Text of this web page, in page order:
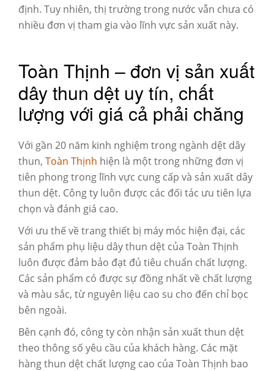
định. Tuy nhiên, thị trường trong nước vẫn chưa có
nhiều đơn vị tham gia vào lĩnh vực sản xuất này.
Toàn Thịnh – đơn vị sản xuất
dây thun dệt uy tín, chất
lượng với giá cả phải chăng
Với gần 20 năm kinh nghiệm trong ngành dệt dây
thun, Toàn Thịnh hiện là một trong những đơn vị
tiên phong trong lĩnh vực cung cấp và sản xuất dây
thun dệt. Công ty luôn được các đối tác ưu tiên lựa
chọn và đánh giá cao.
Với ưu thế về trang thiết bị máy móc hiện đại, các
sản phẩm phụ liệu dây thun dệt của Toàn Thịnh
luôn được đảm bảo đạt đủ tiêu chuẩn chất lượng.
Các sản phẩm có được sự đồng nhất về chất lượng
và màu sắc, từ nguyên liệu cao su cho đến chỉ bọc
bên ngoài.
Bên cạnh đó, công ty còn nhận sản xuất thun dệt
theo thông số yêu cầu của khách hàng. Các mặt
hàng thun dệt chất lượng cao của Toàn Thịnh bao